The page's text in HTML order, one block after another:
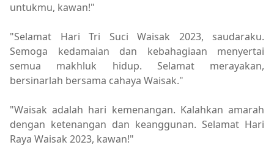
untukmu, kawan!"
"Selamat Hari Tri Suci Waisak 2023, saudaraku.
Semoga kedamaian dan kebahagiaan menyertai
semua makhluk hidup. Selamat merayakan,
bersinarlah bersama cahaya Waisak."
"Waisak adalah hari kemenangan. Kalahkan amarah
dengan ketenangan dan keanggunan. Selamat Hari
Raya Waisak 2023, kawan!"